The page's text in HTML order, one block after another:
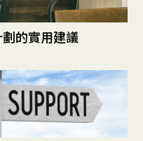
劃的實用建議